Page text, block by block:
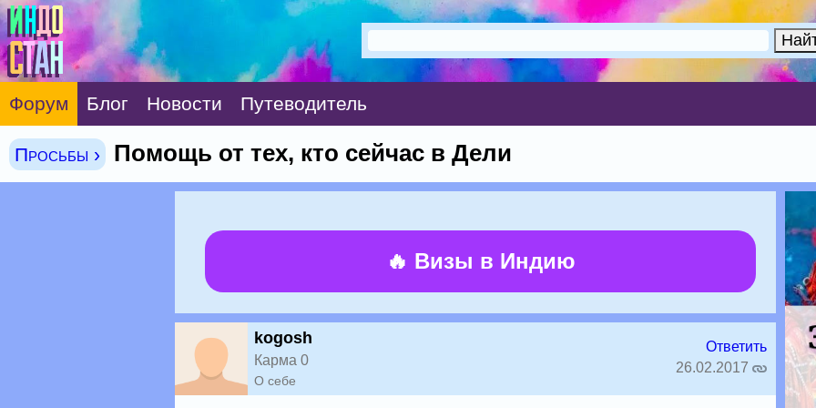
Форум Блог Новости Путеводитель
Просьбы › Помощь от тех, кто сейчас в Дели
🔥 Визы в Индию
kogosh
Карма 0
О себе
Ответить
26.02.2017